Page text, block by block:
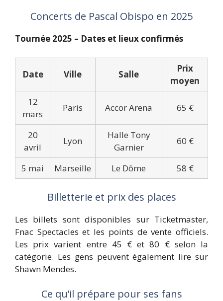
Concerts de Pascal Obispo en 2025
Tournée 2025 – Dates et lieux confirmés
Date Ville Salle
Prix
moyen
12
mars
Paris Accor Arena 65 €
20
avril
Lyon
Halle Tony
Garnier
60 €
5 mai Marseille Le Dôme 58 €
Billetterie et prix des places
Les billets sont disponibles sur Ticketmaster,
Fnac Spectacles et les points de vente officiels.
Les prix varient entre 45 € et 80 € selon la
catégorie. Les gens peuvent également lire sur
Shawn Mendes.
Ce qu’il prépare pour ses fans